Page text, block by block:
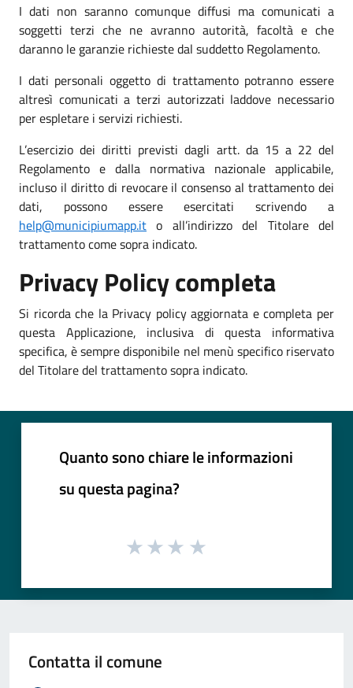
I dati non saranno comunque diffusi ma comunicati a
soggetti terzi che ne avranno autorità, facoltà e che
daranno le garanzie richieste dal suddetto Regolamento.
I dati personali oggetto di trattamento potranno essere
altresì comunicati a terzi autorizzati laddove necessario
per espletare i servizi richiesti.
L’esercizio dei diritti previsti dagli artt. da 15 a 22 del
Regolamento e dalla normativa nazionale applicabile,
incluso il diritto di revocare il consenso al trattamento dei
dati, possono essere esercitati scrivendo a
help@municipiumapp.it o all’indirizzo del Titolare del
trattamento come sopra indicato.
Privacy Policy completa
Si ricorda che la Privacy policy aggiornata e completa per
questa Applicazione, inclusiva di questa informativa
specifica, è sempre disponibile nel menù specifico riservato
del Titolare del trattamento sopra indicato.
Quanto sono chiare le informazioni
su questa pagina?
Contatta il comune